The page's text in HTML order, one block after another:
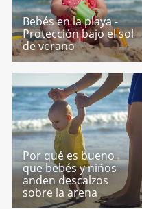
Bebés en la playa -
Protección bajo el sol
de verano
Por qué es bueno
que bebés y niños
anden descalzos
sobre la arena